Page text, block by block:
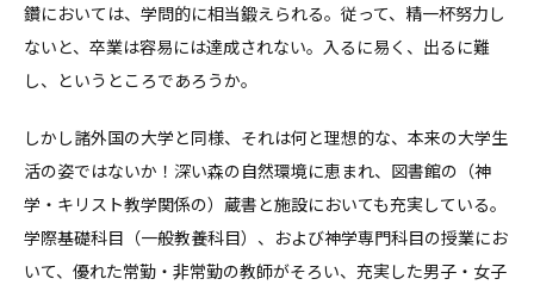
鑽においては、学問的に相当鍛えられる。従って、精一杯努力し
ないと、卒業は容易には達成されない。入るに易く、出るに難
し、というところであろうか。
しかし諸外国の大学と同様、それは何と理想的な、本来の大学生
活の姿ではないか！深い森の自然環境に恵まれ、図書館の（神
学・キリスト教学関係の）蔵書と施設においても充実している。
学際基礎科目（一般教養科目）、および神学専門科目の授業にお
いて、優れた常勤・非常勤の教師がそろい、充実した男子・女子